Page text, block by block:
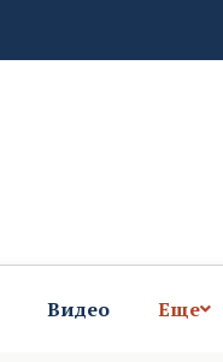
Видео Еще